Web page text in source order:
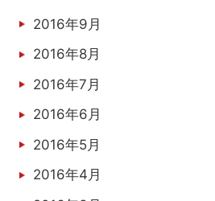
2016年9月
2016年8月
2016年7月
2016年6月
2016年5月
2016年4月